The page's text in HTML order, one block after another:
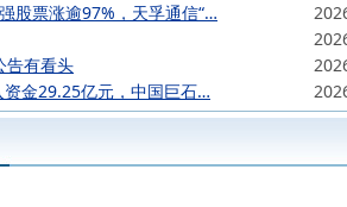
股票涨逾97%，天孚通信“…
告有看头
金29.25亿元，中国巨石…